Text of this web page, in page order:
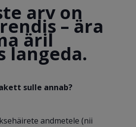
arv on
– ära
äril
langeda.
sulle annab?
andmetele (nii